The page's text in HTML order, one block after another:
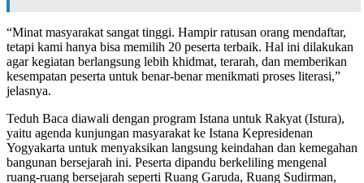
“Minat masyarakat sangat tinggi. Hampir ratusan orang mendaftar,
tetapi kami hanya bisa memilih 20 peserta terbaik. Hal ini dilakukan
agar kegiatan berlangsung lebih khidmat, terarah, dan memberikan
kesempatan peserta untuk benar-benar menikmati proses literasi,”
jelasnya.
Teduh Baca diawali dengan program Istana untuk Rakyat (Istura),
yaitu agenda kunjungan masyarakat ke Istana Kepresidenan
Yogyakarta untuk menyaksikan langsung keindahan dan kemegahan
bangunan bersejarah ini. Peserta dipandu berkeliling mengenal
ruang-ruang bersejarah seperti Ruang Garuda, Ruang Sudirman,